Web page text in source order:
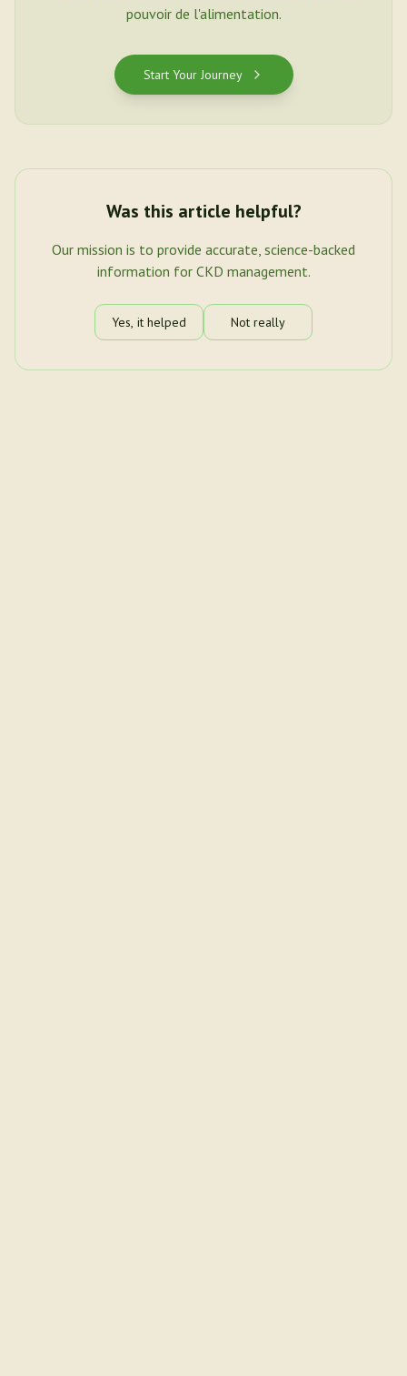
pouvoir de l'alimentation.
Start Your Journey
Was this article helpful?
Our mission is to provide accurate, science-backed
information for CKD management.
Yes, it helped Not really